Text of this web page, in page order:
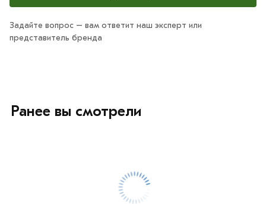
Задайте вопрос – вам ответит наш эксперт или
представитель бренда
Ранее вы смотрели